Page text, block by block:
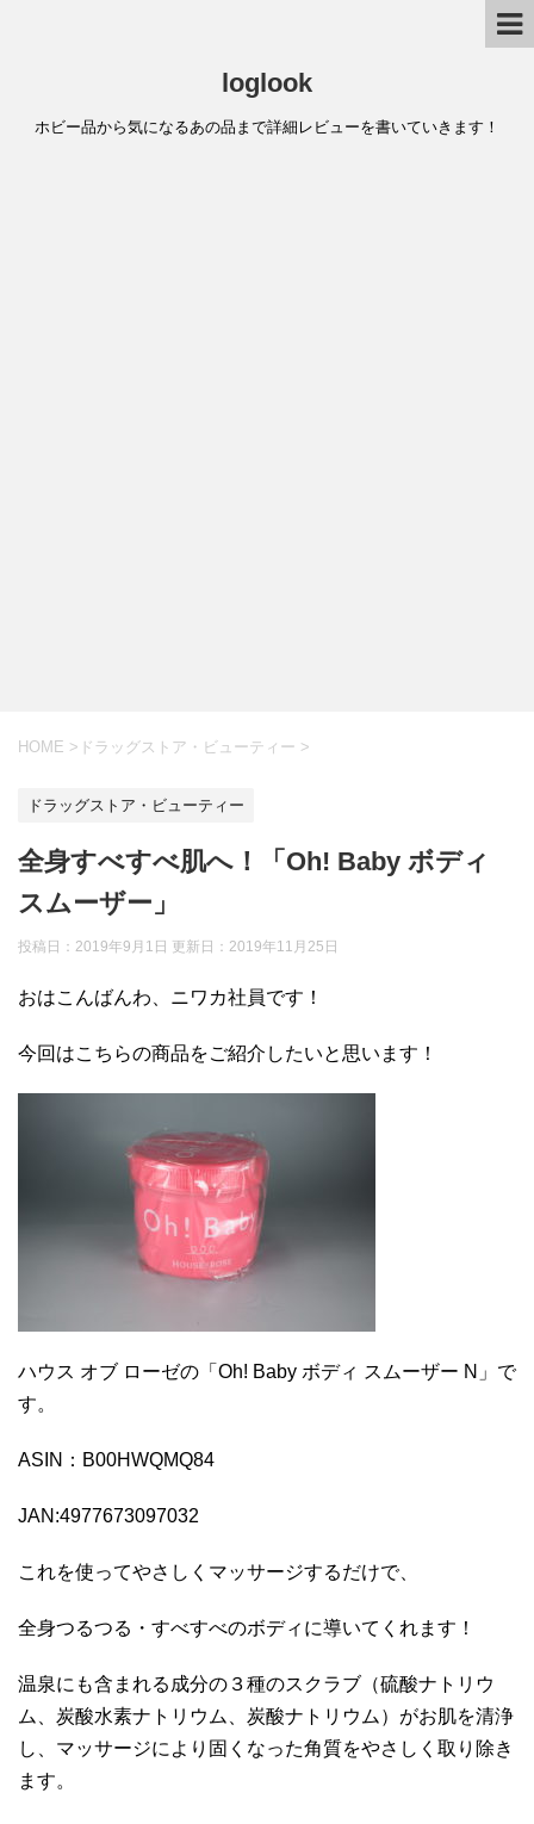
loglook
ホビー品から気になるあの品まで詳細レビューを書いていきます！
HOME > ドラッグストア・ビューティー >
ドラッグストア・ビューティー
全身すべすべ肌へ！「Oh! Baby ボディ
スムーザー」
投稿日：2019年9月1日 更新日： 2019年11月25日
おはこんばんわ、ニワカ社員です！
今回はこちらの商品をご紹介したいと思います！
ハウス オブ ローゼの「Oh! Baby ボディ スムーザー N」で
す。
ASIN：B00HWQMQ84
JAN:4977673097032
これを使ってやさしくマッサージするだけで、
全身つるつる・すべすべのボディに導いてくれます！
温泉にも含まれる成分の３種のスクラブ（硫酸ナトリウ
ム、炭酸水素ナトリウム、炭酸ナトリウム）がお肌を清浄
し、マッサージにより固くなった角質をやさしく取り除き
ます。